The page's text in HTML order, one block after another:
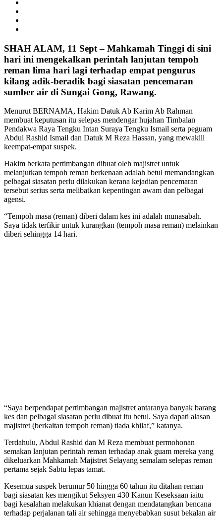
SHAH ALAM, 11 Sept – Mahkamah Tinggi di sini
hari ini mengekalkan perintah lanjutan tempoh
reman lima hari lagi terhadap empat pengurus
kilang adik-beradik bagi siasatan pencemaran
sumber air di Sungai Gong, Rawang.
Menurut BERNAMA, Hakim Datuk Ab Karim Ab Rahman
membuat keputusan itu selepas mendengar hujahan Timbalan
Pendakwa Raya Tengku Intan Suraya Tengku Ismail serta peguam
Abdul Rashid Ismail dan Datuk M Reza Hassan, yang mewakili
keempat-empat suspek.
Hakim berkata pertimbangan dibuat oleh majistret untuk
melanjutkan tempoh reman berkenaan adalah betul memandangkan
pelbagai siasatan perlu dilakukan kerana kejadian pencemaran
tersebut serius serta melibatkan kepentingan awam dan pelbagai
agensi.
“Tempoh masa (reman) diberi dalam kes ini adalah munasabah.
Saya tidak terfikir untuk kurangkan (tempoh masa reman) melainkan
diberi sehingga 14 hari.
“Saya berpendapat pertimbangan majistret antaranya banyak barang
kes dan pelbagai siasatan perlu dibuat itu betul. Saya dapati alasan
majistret (berkaitan tempoh reman) tiada khilaf,” katanya.
Terdahulu, Abdul Rashid dan M Reza membuat permohonan
semakan lanjutan perintah reman terhadap anak guam mereka yang
dikeluarkan Mahkamah Majistret Selayang semalam selepas reman
pertama sejak Sabtu lepas tamat.
Kesemua suspek berumur 50 hingga 60 tahun itu ditahan reman
bagi siasatan kes mengikut Seksyen 430 Kanun Keseksaan iaitu
bagi kesalahan melakukan khianat dengan mendatangkan bencana
terhadap perjalanan tali air sehingga menyebabkan susut bekalan air